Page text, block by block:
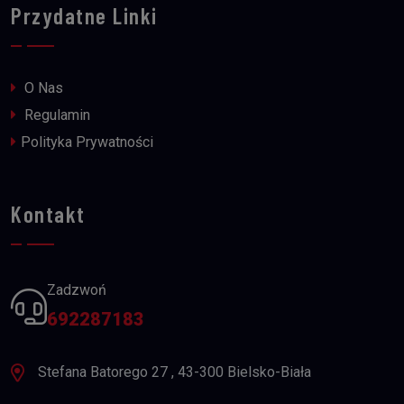
Przydatne Linki
O Nas
Regulamin
Polityka Prywatności
Kontakt
Zadzwoń
692287183
Stefana Batorego 27 , 43-300 Bielsko-Biała